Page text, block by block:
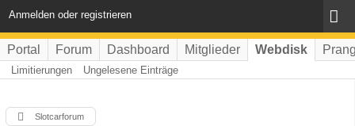
Anmelden oder registrieren
Portal Forum Dashboard Mitglieder Webdisk
Limitierungen Ungelesene Einträge
Slotcarforum